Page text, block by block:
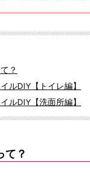
？
ルDIY【トイレ編】
ルDIY【洗面所編】
て？